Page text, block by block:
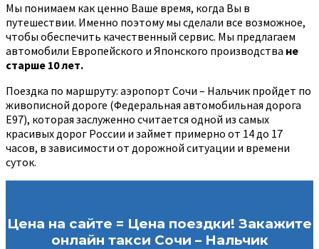
Мы понимаем как ценно Ваше время, когда Вы в
путешествии. Именно поэтому мы сделали все возможное,
чтобы обеспечить качественный сервис. Мы предлагаем
автомобили Европейского и Японского производства не
старше 10 лет.
Поездка по маршруту: аэропорт Сочи – Нальчик пройдет по
живописной дороге (Федеральная автомобильная дорога
Е97), которая заслуженно считается одной из самых
красивых дорог России и займет примерно от 14 до 17
часов, в зависимости от дорожной ситуации и времени
суток.
Цена на сайте = Цена поездки! Закажите
онлайн такси Сочи – Нальчик